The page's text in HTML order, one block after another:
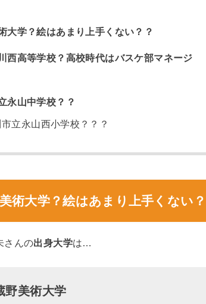
大学？絵はあまり上手くない？？
西高等学校？高校時代はバスケ部マネージ
永山中学校？？
立永山西小学校？？？
術大学？絵はあまり上手くない
さんの出身大学は…
野美術大学